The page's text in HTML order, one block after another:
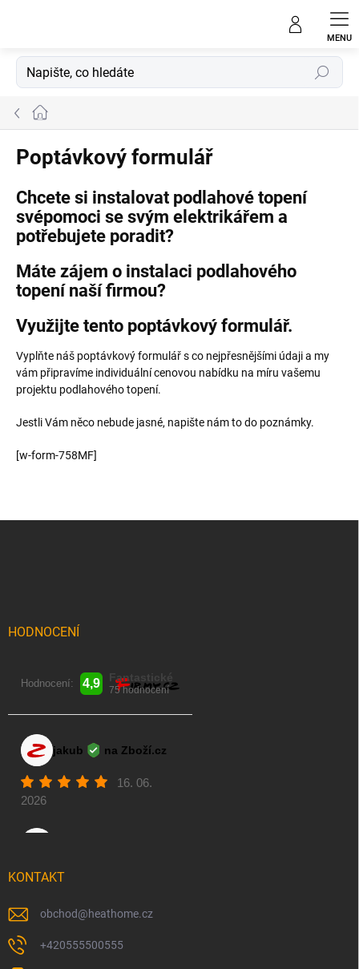
Hledat
Domů
Poptávkový formulář
Chcete si instalovat podlahové topení
svépomoci se svým elektrikářem a
potřebujete poradit?
Máte zájem o instalaci podlahového
topení naší firmou?
Využijte tento poptávkový formulář.
Vyplňte náš poptávkový formulář s co nejpřesnějšími údaji a my
vám připravíme individuální cenovou nabídku na míru vašemu
projektu podlahového topení.
Jestli Vám něco nebude jasné, napište nám to do poznámky.
[w-form-758MF]
HODNOCENÍ
KONTAKT
obchod@heathome.cz
+420555500555